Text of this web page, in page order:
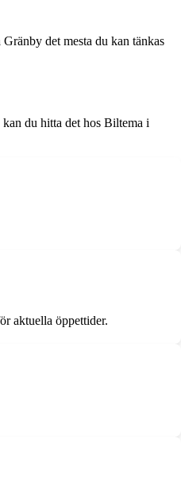
det mesta du kan tänkas
du hitta det hos Biltema i
aktuella öppettider.